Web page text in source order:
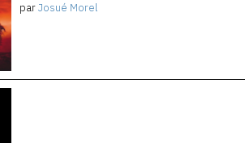
parJosué Morel